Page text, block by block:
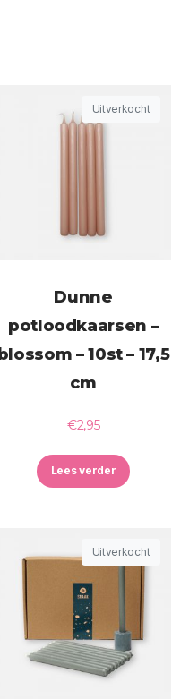
Uitverkocht
Dunne
potloodkaarsen –
blossom – 10st – 17,5
cm
€2,95
Lees verder
Uitverkocht